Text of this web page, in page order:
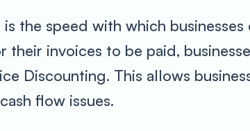
the speed with which businesses
invoices to be paid,
Discounting. This allows
flow issues.